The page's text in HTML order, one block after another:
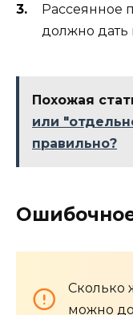
Рассеянное
должно дать
Похожая
или
правильно?
Сколько
можно